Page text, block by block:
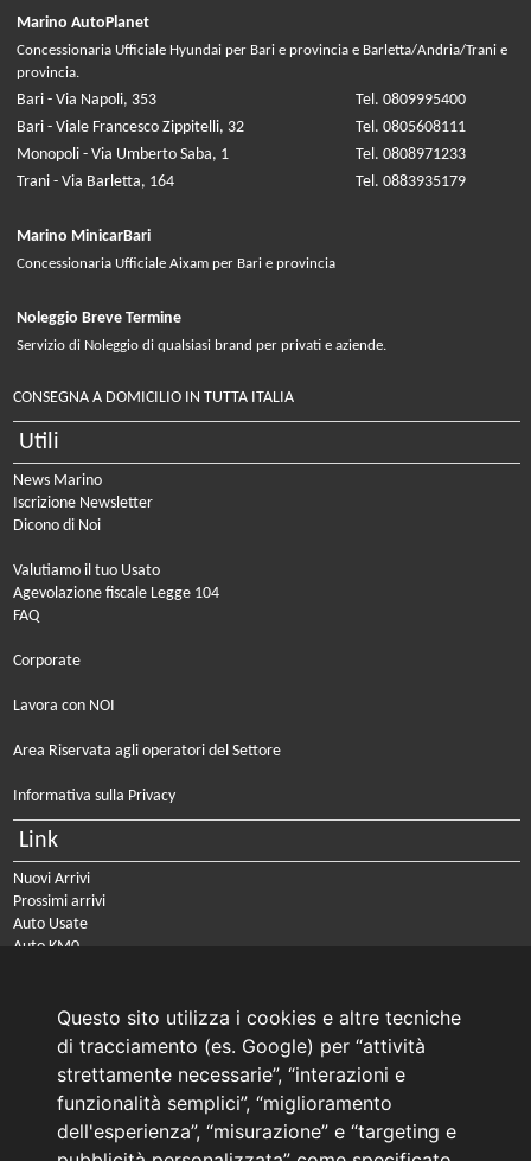
Questo sito utilizza i cookies e altre tecniche
di tracciamento (es. Google) per “attività
strettamente necessarie”, “interazioni e
funzionalità semplici”, “miglioramento
dell'esperienza”, “misurazione” e “targeting e
Marino AutoPlanet
Concessionaria Ufficiale Hyundai per Bari e provincia e Barletta/Andria/Trani e
provincia.
Bari - Via Napoli, 353
Tel. 0809995400
Bari - Viale Francesco Zippitelli, 32
Tel. 0805608111
Monopoli - Via Umberto Saba, 1
Tel. 0808971233
Trani - Via Barletta, 164
Tel. 0883935179
Marino MinicarBari
Concessionaria Ufficiale Aixam per Bari e provincia
Noleggio Breve Termine
Servizio di Noleggio di qualsiasi brand per privati e aziende.
CONSEGNA A DOMICILIO IN TUTTA ITALIA
Utili
News Marino
Iscrizione Newsletter
Dicono di Noi
Valutiamo il tuo Usato
Agevolazione fiscale Legge 104
FAQ
Corporate
Lavora con NOI
Area Riservata agli operatori del Settore
Informativa sulla Privacy
Link
Nuovi Arrivi
Prossimi arrivi
Auto Usate
Auto KM0
PRENOTA IL TUO INTERVENTO DI OFFICINA
PRENOTA LA REVISIONE DELLA TUA AUTO
Consulente Online Usato: 0805608980
Consulente Online Hyundai: 0805608985